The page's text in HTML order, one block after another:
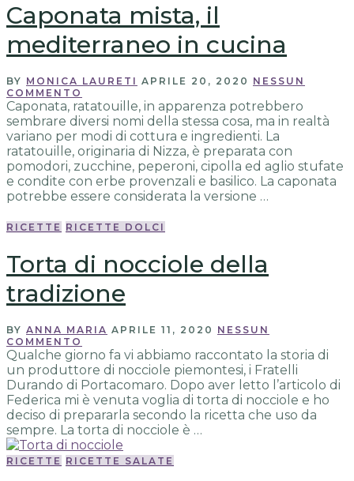
Caponata mista, il
mediterraneo in cucina
BY MONICA LAURETI APRILE 20, 2020 NESSUN
COMMENTO
Caponata, ratatouille, in apparenza potrebbero
sembrare diversi nomi della stessa cosa, ma in realtà
variano per modi di cottura e ingredienti. La
ratatouille, originaria di Nizza, è preparata con
pomodori, zucchine, peperoni, cipolla ed aglio stufate
e condite con erbe provenzali e basilico. La caponata
potrebbe essere considerata la versione …
RICETTE RICETTE DOLCI
Torta di nocciole della
tradizione
BY ANNA MARIA APRILE 11, 2020 NESSUN
COMMENTO
Qualche giorno fa vi abbiamo raccontato la storia di
un produttore di nocciole piemontesi, i Fratelli
Durando di Portacomaro. Dopo aver letto l’articolo di
Federica mi è venuta voglia di torta di nocciole e ho
deciso di prepararla secondo la ricetta che uso da
sempre. La torta di nocciole è …
RICETTE RICETTE SALATE